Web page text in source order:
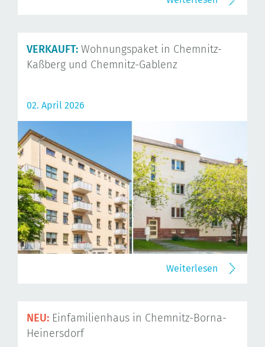
VERKAUFT: Wohnungspaket in Chemnitz-
Kaßberg und Chemnitz-Gablenz
02. April 2026
Weiterlesen
NEU: Einfamilienhaus in Chemnitz-Borna-
Heinersdorf